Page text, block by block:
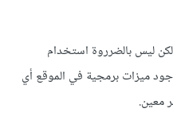
ليس بالضرروة استخدام
ميزات برمجية في الموقع أي
معين.